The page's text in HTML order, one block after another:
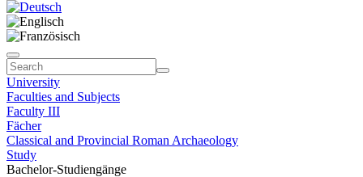
University
Faculties and Subjects
Faculty III
Fächer
Classical and Provincial Roman Archaeology
Study
Bachelor-Studiengänge